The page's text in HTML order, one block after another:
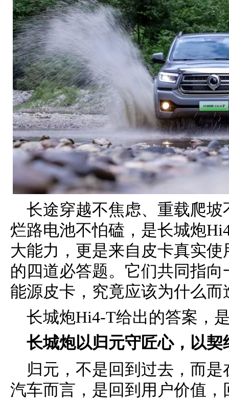
长途穿越不焦虑、重载爬
烂路电池不怕磕，是长城炮
大能力，更是来自皮卡真实
的四道必答题。它们共同指
能源皮卡，究竟应该为什么而
长城炮Hi4-T给出的答案，
长城炮以归元守匠心，以
归元，不是回到过去，而
汽车而言，是回到用户价值